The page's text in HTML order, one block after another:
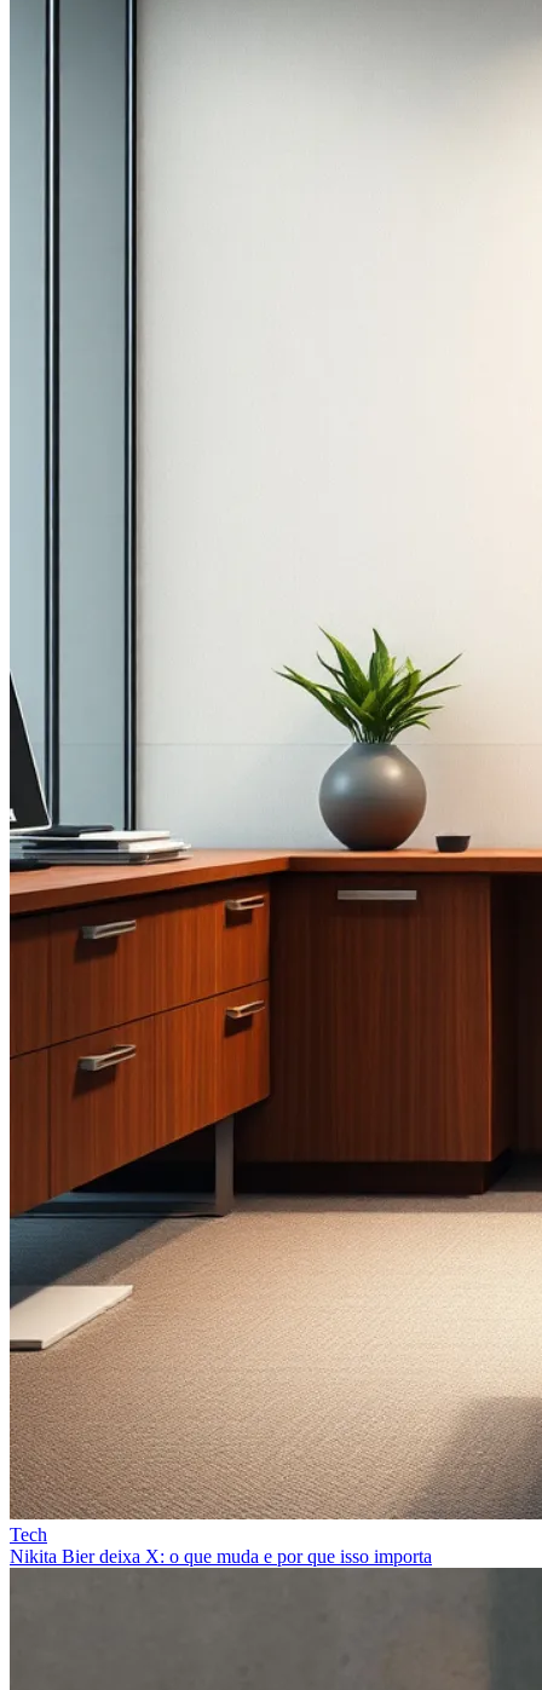
Tech
Nikita Bier deixa X: o que muda e por que isso importa